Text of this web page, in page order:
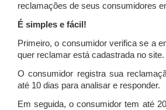
reclamações de seus consumidores
É simples e fácil!
Primeiro, o consumidor verifica se a
quer reclamar está cadastrada no site.
O consumidor registra sua
até 10 dias para analisar e responder.
Em seguida, o consumidor tem até